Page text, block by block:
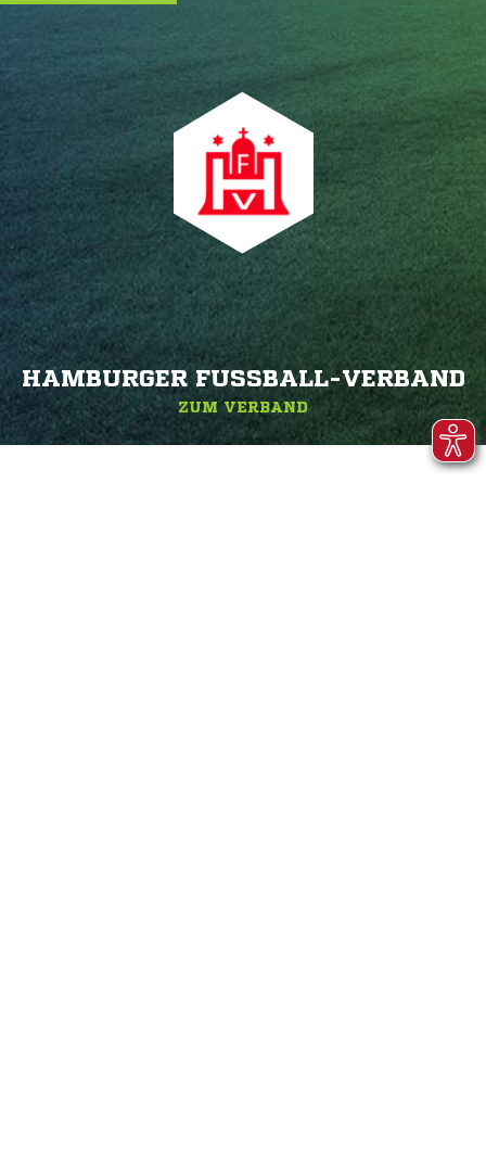
HAMBURGER FUSSBALL-VERBAND
ZUM VERBAND